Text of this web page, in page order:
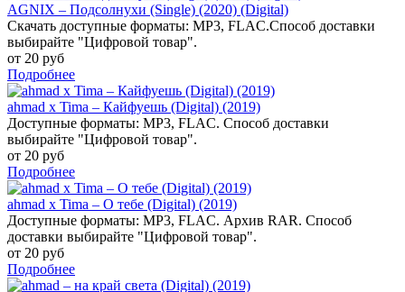
AGNIX – Подсолнухи (Single) (2020) (Digital)
Скачать доступные форматы: MP3, FLAC.Способ доставки
выбирайте "Цифровой товар".
от 20 руб
Подробнее
ahmad x Tima – Кайфуешь (Digital) (2019)
Доступные форматы: MP3, FLAC. Способ доставки
выбирайте "Цифровой товар".
от 20 руб
Подробнее
ahmad x Tima – О тебе (Digital) (2019)
Доступные форматы: MP3, FLAC. Архив RAR. Способ
доставки выбирайте "Цифровой товар".
от 20 руб
Подробнее